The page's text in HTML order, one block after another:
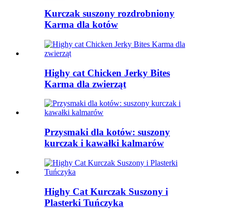
Kurczak suszony rozdrobniony
Karma dla kotów
Highy cat Chicken Jerky Bites
Karma dla zwierząt
Przysmaki dla kotów: suszony
kurczak i kawałki kalmarów
Highy Cat Kurczak Suszony i
Plasterki Tuńczyka